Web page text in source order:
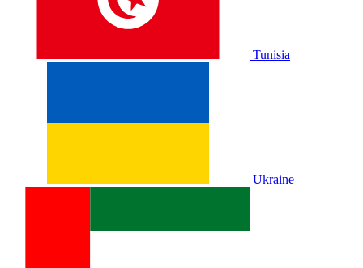
Tunisia
Ukraine